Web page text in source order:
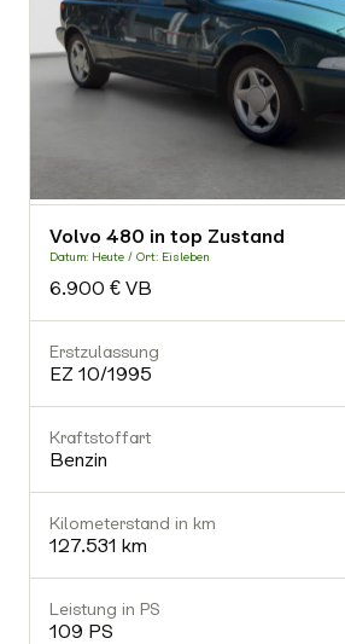
Kraftstoffart
-
Kilometerstand in km
-
-
Volvo 480 in top Zustand
Datum: Heute / Ort: Eisleben
6.900 € VB
Erstzulassung
EZ 10/1995
Kraftstoffart
Benzin
Kilometerstand in km
127.531 km
Leistung in PS
109 PS